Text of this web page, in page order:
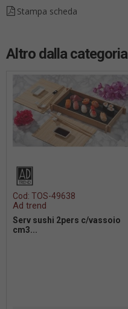
Stampa scheda
Altro dalla categoria
Cod: TOS-49638
Ad trend
Serv sushi 2pers c/vassoio
cm3...